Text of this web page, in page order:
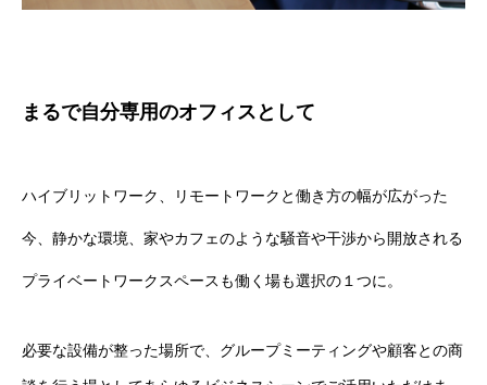
まるで自分専用のオフィスとして
ハイブリットワーク、リモートワークと働き方の幅が広がった
今、静かな環境、家やカフェのような騒音や干渉から開放される
プライベートワークスペースも働く場も選択の１つに。
必要な設備が整った場所で、グループミーティングや顧客との商